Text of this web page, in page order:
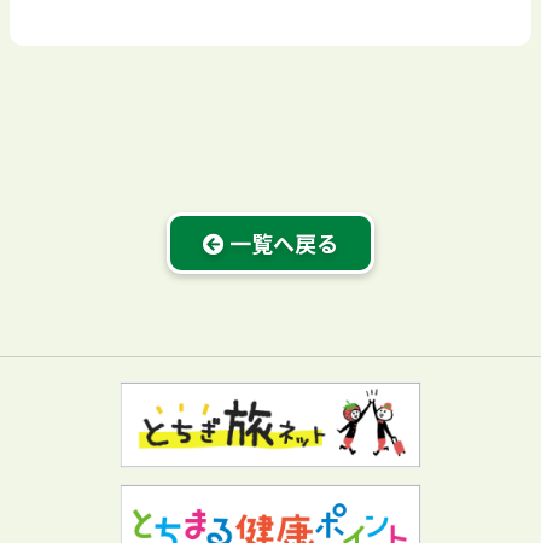
一覧へ戻る